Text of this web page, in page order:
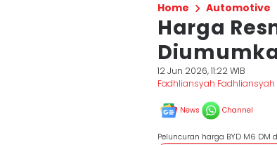
Home Automotive
Harga
12 Jun 2026, 11:22 WIB
Fadhliansyah Fadhliansyah
News Channel
Peluncuran harga BYD M6